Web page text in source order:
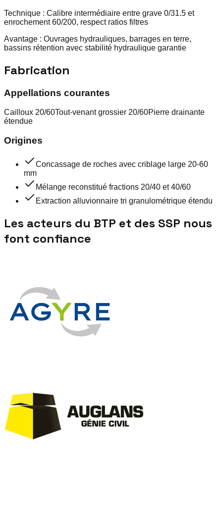
Technique : Calibre intermédiaire entre grave 0/31.5 et
enrochement 60/200, respect ratios filtres
Avantage : Ouvrages hydrauliques, barrages en terre,
bassins rétention avec stabilité hydraulique garantie
Fabrication
Appellations courantes
Cailloux 20/60Tout-venant grossier 20/60Pierre drainante
étendue
Origines
Concassage de roches avec criblage large 20-60
mm
Mélange reconstitué fractions 20/40 et 40/60
Extraction alluvionnaire tri granulométrique étendu
Les acteurs du BTP et des SSP nous
font confiance